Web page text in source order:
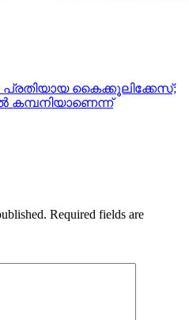
കൈക്കൂലിക്കേസ്;
Required fields are